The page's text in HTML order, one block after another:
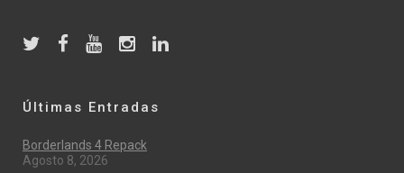
Últimas Entradas
Borderlands 4 Repack
Agosto 8, 2026